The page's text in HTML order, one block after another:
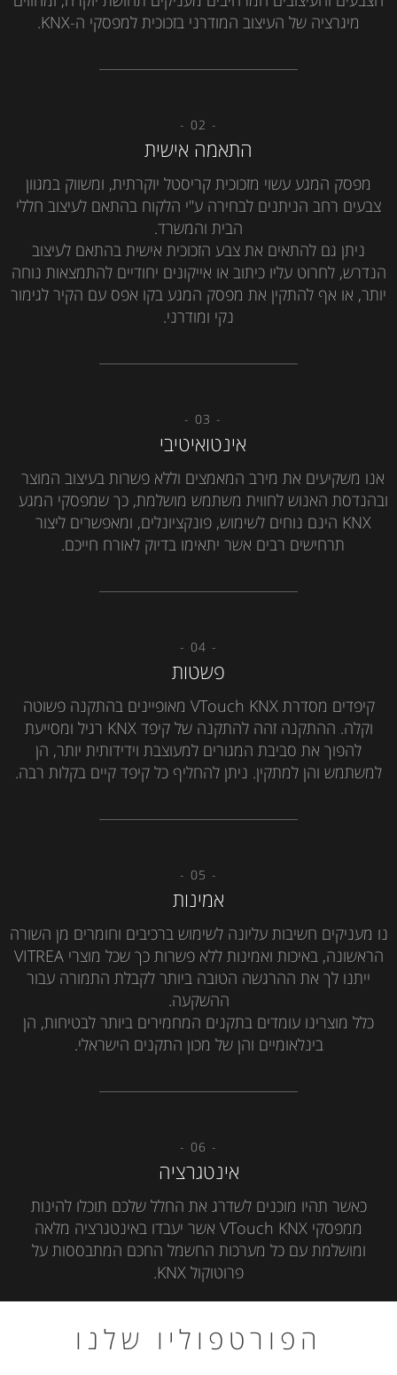
מיגרציה של העיצוב המודרני בזכוכית למפסקי ה-KNX.
- 02 -
התאמה אישית
מפסק המגע עשוי מזכוכית קריסטל יוקרתית, ומשווק במגוון
צבעים רחב הניתנים לבחירה ע"י הלקוח בהתאם לעיצוב חללי
הבית והמשרד.
ניתן גם להתאים את צבע הזכוכית אישית בהתאם לעיצוב
הנדרש, לחרוט עליו כיתוב או אייקונים יחודיים להתמצאות נוחה
יותר, או אף להתקין את מפסק המגע בקו אפס עם הקיר לגימור
נקי ומודרני.
- 03 -
אינטואיטיבי
אנו משקיעים את מירב המאמצים וללא פשרות בעיצוב המוצר
ובהנדסת האנוש לחווית משתמש מושלמת, כך שמפסקי המגע
KNX הינם נוחים לשימוש, פונקציונלים, ומאפשרים ליצור
תרחישים רבים אשר יתאימו בדיוק לאורח חייכם.
- 04 -
פשטות
קיפדים מסדרת VTouch KNX מאופיינים בהתקנה פשוטה
וקלה. ההתקנה זהה להתקנה של קיפד KNX רגיל ומסייעת
להפוך את סביבת המגורים למעוצבת וידידותית יותר, הן
למשתמש והן למתקין. ניתן להחליף כל קיפד קיים בקלות רבה.
- 05 -
אמינות
נו מעניקים חשיבות עליונה לשימוש ברכיבים וחומרים מן השורה
הראשונה, באיכות ואמינות ללא פשרות כך שכל מוצרי VITREA
ייתנו לך את ההרגשה הטובה ביותר לקבלת התמורה עבור
ההשקעה.
כלל מוצרינו עומדים בתקנים המחמירים ביותר לבטיחות, הן
בינלאומיים והן של מכון התקנים הישראלי.
- 06 -
אינטגרציה
כאשר תהיו מוכנים לשדרג את החלל שלכם תוכלו להינות
ממפסקי VTouch KNX אשר יעבדו באינטגרציה מלאה
ומושלמת עם כל מערכות החשמל החכם המתבססות על
פרוטוקול KNX.
הפורטפוליו שלנו